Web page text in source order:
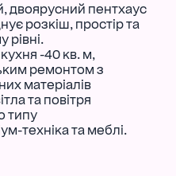
двоярусний пентхаус
розкіш, простір та
рівні.
-40 кв. м,
ремонтом з
матеріалів
та повітря
типу
техніка та меблі.